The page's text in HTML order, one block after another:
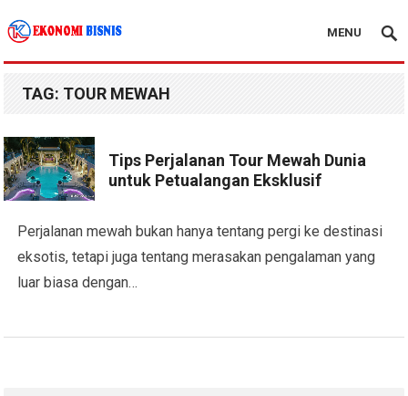
Kanal Ekonomi Bisnis
MENU
TAG: TOUR MEWAH
Tips Perjalanan Tour Mewah Dunia
untuk Petualangan Eksklusif
Perjalanan mewah bukan hanya tentang pergi ke destinasi
eksotis, tetapi juga tentang merasakan pengalaman yang
luar biasa dengan…